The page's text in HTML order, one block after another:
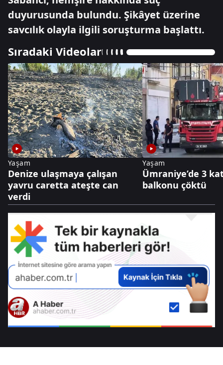
duyurusunda bulundu. Şikâyet üzerine
savcılık olayla ilgili soruşturma başlattı.
Sıradaki Videolar
Yaşam
Denize ulaşmaya çalışan
yavru caretta ateşte can
verdi
Yaşam
Ümraniye’de 3
balkonu çöktü